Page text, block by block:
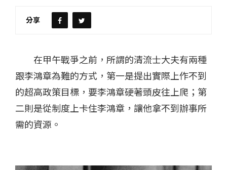
分享
在甲午戰爭之前，所謂的清流士大夫有兩種
跟李鴻章為難的方式，第一是提出實際上作不到
的超高政策目標，要李鴻章硬著頭皮往上爬；第
二則是從制度上卡住李鴻章，讓他拿不到辦事所
需的資源。